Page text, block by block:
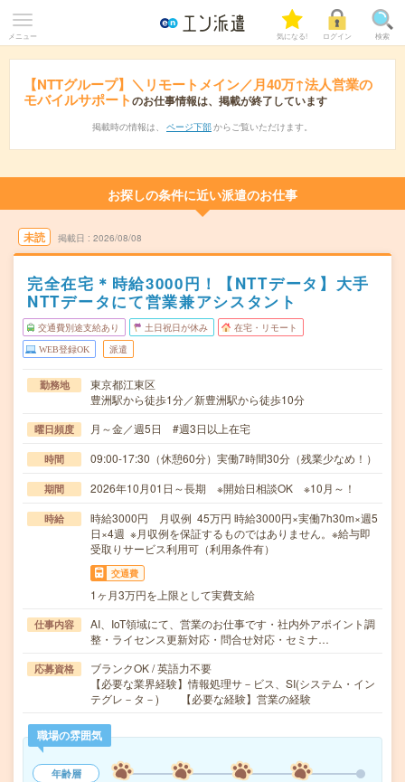
メニュー 気になる! ログイン 検索
【NTTグループ】＼リモートメイン／月40万↑法人営業の
モバイルサポートのお仕事情報は、掲載が終了しています
掲載時の情報は、 ページ下部 からご覧いただけます。
お探しの条件に近い派遣のお仕事
未読 掲載日 2026/08/08
完全在宅＊時給3000円！【NTTデータ】大手
NTTデータにて営業兼アシスタント
交通費別途支給あり 土日祝日が休み 在宅・リモート
WEB登録OK 派遣
勤務地
東京都江東区
豊洲駅から徒歩1分／新豊洲駅から徒歩10分
曜日頻度 月～金／週5日 #週3日以上在宅
時間 09:00-17:30（休憩60分）実働7時間30分（残業少なめ！）
期間 2026年10月01日～長期 ※開始日相談OK ※10月～！
時給
時給3000円 月収例 45万円 時給3000円×実働7h30m×週5
日×4週 ※月収例を保証するものではありません。※給与即
受取りサービス利用可（利用条件有）
交通費
1ヶ月3万円を上限として実費支給
仕事内容
AI、IoT領域にて、営業のお仕事です・社内外アポイント調
整・ライセンス更新対応・問合せ対応・セミナ…
応募資格
ブランクOK / 英語力不要
【必要な業界経験】情報処理サ－ビス、SI(システム・イン
テグレ－タ－) 【必要な経験】営業の経験
職場の雰囲気
年齢層